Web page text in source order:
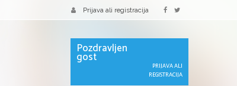
Prijava ali registracija
Pozdravljen
gost
PRIJAVA ALI
REGISTRACIJA